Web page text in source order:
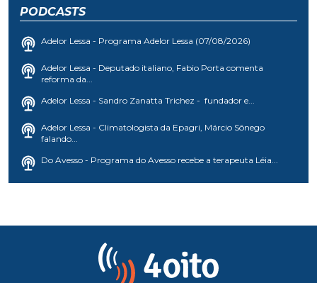
PODCASTS
Adelor Lessa - Programa Adelor Lessa (07/08/2026)
Adelor Lessa - Deputado italiano, Fabio Porta comenta
reforma da...
Adelor Lessa - Sandro Zanatta Trichez - fundador e...
Adelor Lessa - Climatologista da Epagri, Márcio Sônego
falando...
Do Avesso - Programa do Avesso recebe a terapeuta Léia...